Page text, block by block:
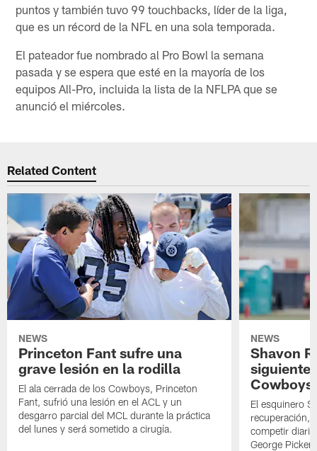
puntos y también tuvo 99 touchbacks, líder de la liga,
que es un récord de la NFL en una sola temporada.
El pateador fue nombrado al Pro Bowl la semana
pasada y se espera que esté en la mayoría de los
equipos All-Pro, incluida la lista de la NFLPA que se
anunció el miércoles.
Related Content
NEWS
Princeton Fant sufre una
grave lesión en la rodilla
El ala cerrada de los Cowboys, Princeton
Fant, sufrió una lesión en el ACL y un
desgarro parcial del MCL durante la práctica
del lunes y será sometido a cirugía.
NEWS
Shavon
siguiente
Cowboys
El esquinero
recuperación,
competir
George